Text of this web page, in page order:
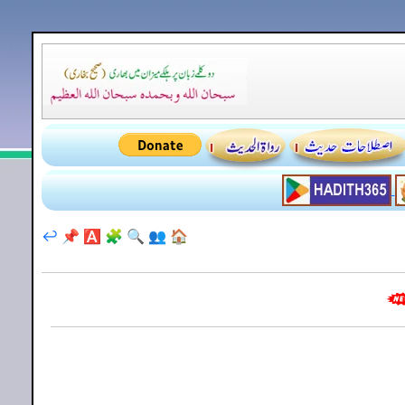
🏠
👥
🔍
🧩
🅰️
📌
↩️